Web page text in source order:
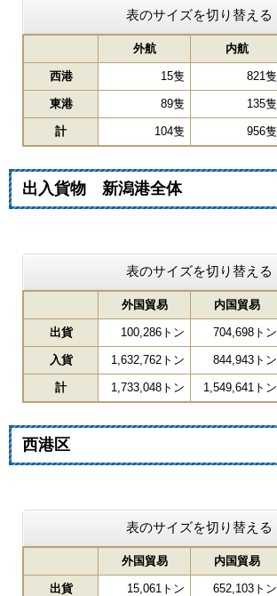
表のサイズを切り替える
外航 内航
西港 15隻 821隻
東港 89隻 135隻
計 104隻 956隻
出入貨物 新潟港全体
表のサイズを切り替える
外国貿易 内国貿易
出貨 100,286トン 704,698トン
入貨 1,632,762トン 844,943トン
計 1,733,048トン 1,549,641トン
西港区
表のサイズを切り替える
外国貿易 内国貿易
出貨 15,061トン 652,103トン